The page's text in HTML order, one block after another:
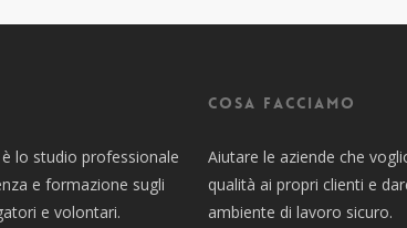
è lo studio professionale
e formazione sugli
e volontari.
Cosa facciamo
Aiutare le aziende che
qualità ai propri clienti e
ambiente di lavoro sicuro.